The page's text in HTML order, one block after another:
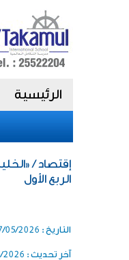
الرئيسية
الربع الأول
التاريخ : 2026 10:07
آخر تحديث : 10:07